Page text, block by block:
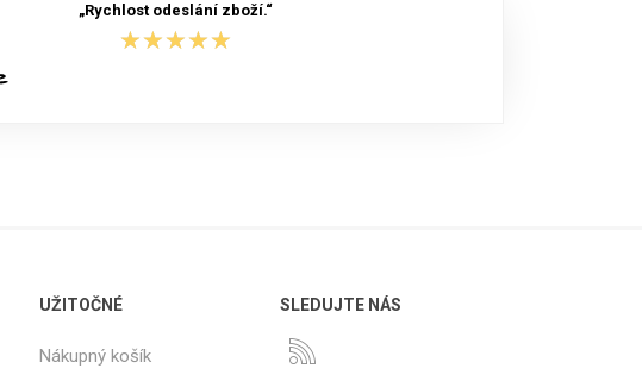
„Rychlost odeslání zboží.“
★★★★★
★★★★★
UŽITOČNÉ
Nákupný košík
SLEDUJTE NÁS